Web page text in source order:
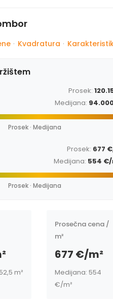
· Kvadratura ·
Prosek:
Medijana:
Prosek · Medijana
Prosek: 677
Medijana: 554 €/
Prosek · Medijana
m²
Prosečna cena /
m²
677 €/m²
Medijana: 554
€/m²